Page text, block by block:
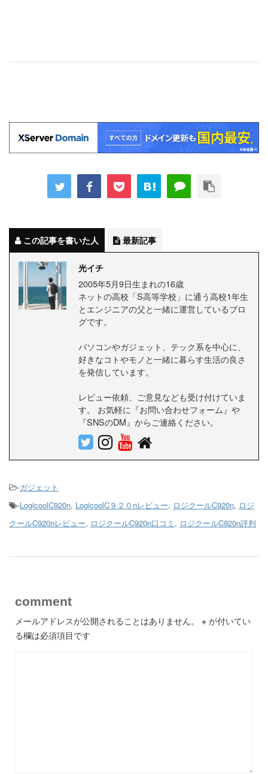
この記事を書いた人 最新記事
光イチ
2005年5月9日生まれの16歳
ネットの高校「S高等学校」に通う高校1年生
とエンジニアの父と一緒に運営しているブロ
グです。
パソコンやガジェット、テック系を中心に、
好きなコトやモノと一緒に暮らす生活の良さ
を発信しています。
レビュー依頼、ご意見なども受け付けていま
す。 お気軽に『お問い合わせフォーム』や
『SNSのDM』からご連絡ください。
-ガジェット
-LogicoolC920n, LogicoolC９２０nレビュー, ロジクールC920n, ロジ
クールC920nレビュー, ロジクールC920n口コミ , ロジクールC920n評判
comment
メールアドレスが公開されることはありません。 ※ が付いてい
る欄は必須項目です